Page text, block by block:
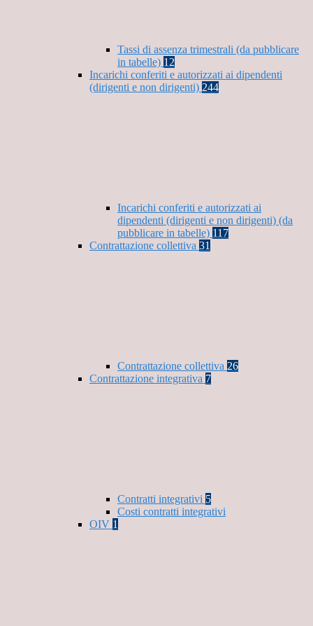
Tassi di assenza trimestrali (da pubblicare
in tabelle) 12
Incarichi conferiti e autorizzati ai dipendenti
(dirigenti e non dirigenti) 244
Incarichi conferiti e autorizzati ai
dipendenti (dirigenti e non dirigenti) (da
pubblicare in tabelle) 117
Contrattazione collettiva 31
Contrattazione collettiva 26
Contrattazione integrativa 7
Contratti integrativi 5
Costi contratti integrativi
OIV 1